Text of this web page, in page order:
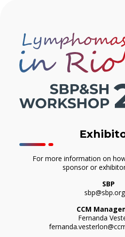
For more information on
sponsor or
SBP
CCM
Fernanda